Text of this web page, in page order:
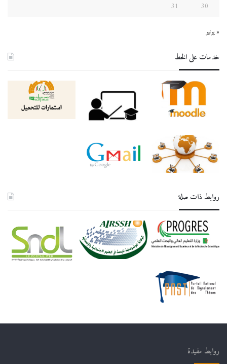
30
31
« يونيو
خدمات على الخط
روابط ذات صلة
روابط مفيدة